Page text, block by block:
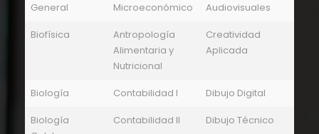
General
Microeconómico
Audiovisuales
Biofísica
Antropología
Alimentaria y
Nutricional
Creatividad
Aplicada
Biología Contabilidad I
Dibujo Digital
Biología
Contabilidad II Dibujo Técnico